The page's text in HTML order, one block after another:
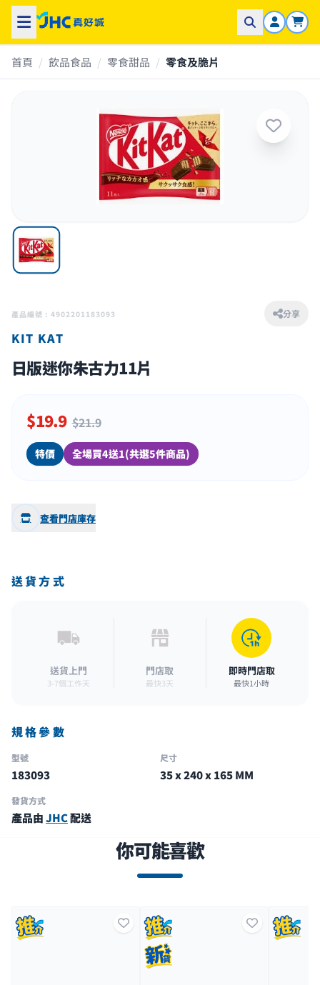
首頁 / 飲品食品 / 零食甜品 / 零食及脆片
產品編號 : 4902201183093 分享
KIT KAT
日版迷你朱古力11片
$19.9 $21.9
特價 全場買4送1(共選5件商品)
查看門店庫存
送貨方式
送貨上門
3-7個工作天
門店取
最快3天
即時門店取
最快1小時
規格參數
型號
183093
尺寸
35 x 240 x 165 MM
發貨方式
產品由JHC配送
你可能喜歡